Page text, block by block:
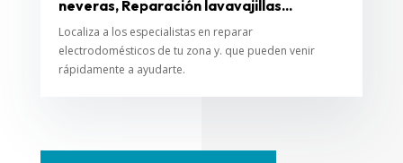
neveras, Reparación lavavajillas...
Localiza a los especialistas en reparar
electrodomésticos de tu zona y. que pueden venir
rápidamente a ayudarte.